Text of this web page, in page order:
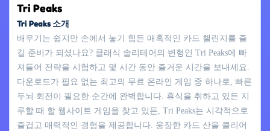
Tri Peaks
Tri Peaks 소개
배우기는 쉽지만 손에서 놓기 힘든 매혹적인 카드 챌린지를 즐
길 준비가 되셨나요? 클래식 솔리테어의 변형인 Tri Peaks에 빠
져들어 전략을 시험하고 몇 시간 동안 즐거운 시간을 보내세요.
다운로드가 필요 없는 최고의 무료 온라인 게임 중 하나로, 빠른
두뇌 회전이 필요한 순간에 완벽합니다. 휴식을 취하고 있든 지
루할 때 할 웹사이트 게임을 찾고 있든, Tri Peaks는 시각적으로
즐겁고 매력적인 경험을 제공합니다. 웅장한 카드 산을 클리어